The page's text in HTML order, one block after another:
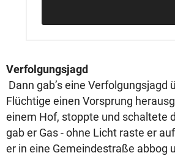
Verfolgungsjagd
Dann gab’s eine
Flüchtige einen Vorsprung
einem Hof, stoppte und schaltete
gab er Gas - ohne Licht raste er
er in eine Gemeindestraße abbog